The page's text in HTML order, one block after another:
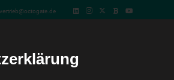
vertrieb@octogate.de